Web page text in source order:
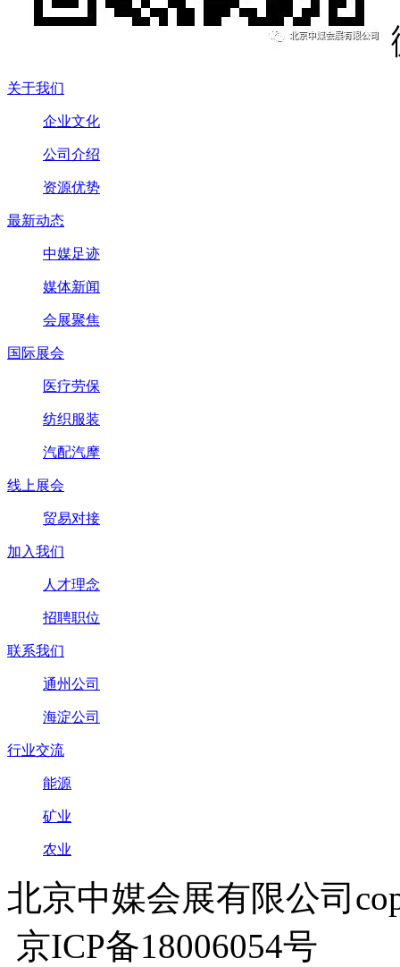
关于我们
企业文化
公司介绍
资源优势
最新动态
中媒足迹
媒体新闻
会展聚焦
国际展会
医疗劳保
纺织服装
汽配汽摩
线上展会
贸易对接
加入我们
人才理念
招聘职位
联系我们
通州公司
海淀公司
行业交流
能源
矿业
农业
北京中媒会展有限公司
京ICP备18006054号